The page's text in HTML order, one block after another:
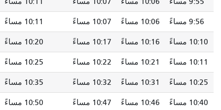
10:06 مساءً 10:07 مساءً 10:11 مساءً 10:17 مساءً
10:16 مساءً 10:17 مساءً 10:20 مساءً 10:24 مساءً
10:21 مساءً 10:22 مساءً 10:25 مساءً 10:30 مساءً
10:31 مساءً 10:32 مساءً 10:35 مساءً 10:39 مساءً
10:46 مساءً 10:47 مساءً 10:50 مساءً 10:54 مساءً